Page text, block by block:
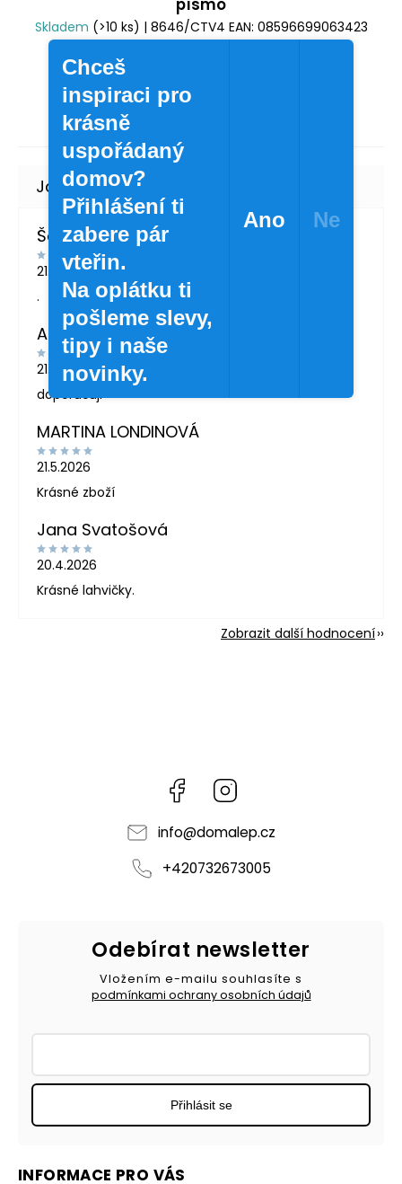
písmo
Skladem (>10 ks) | 8646/CTV4 EAN: 08596699063423
Šárka Švábová
21.7.2026
.
Andrea Žáčková
21.5.2026
doporučuji
MARTINA LONDINOVÁ
21.5.2026
Krásné zboží
Jana Svatošová
20.4.2026
Krásné lahvičky.
Zobrazit další hodnocení
Facebook
info@domalep.cz
+420732673005
INFORMACE PRO VÁS
Odebírat newsletter
Vložením e-mailu souhlasíte s
podmínkami ochrany osobních údajů
Přihlásit se
Chceš
inspiraci pro
krásně
uspořádaný
domov?
Přihlášení ti
zabere pár
vteřin.
Na oplátku ti
pošleme slevy,
tipy i naše
novinky.
Ano Ne